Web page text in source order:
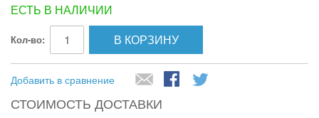
ЕСТЬ В НАЛИЧИИ
Кол-во: В КОРЗИНУ
Добавить в сравнение
СТОИМОСТЬ ДОСТАВКИ